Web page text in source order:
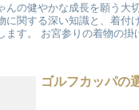
んの健やかな成長を願う大
に関する深い知識と、着付
ます。 お宮参りの着物の掛
ゴルフカッパの